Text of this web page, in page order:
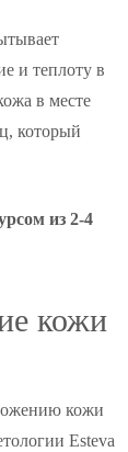
и теплоту в
в месте
который
из 2-4
кожи
кожи
Esteva